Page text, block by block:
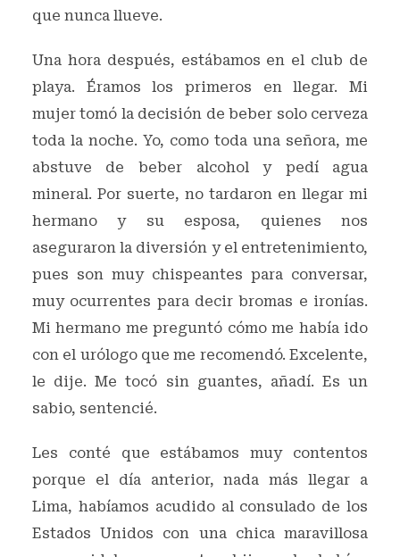
que nunca llueve.
Una hora después, estábamos en el club de
playa. Éramos los primeros en llegar. Mi
mujer tomó la decisión de beber solo cerveza
toda la noche. Yo, como toda una señora, me
abstuve de beber alcohol y pedí agua
mineral. Por suerte, no tardaron en llegar mi
hermano y su esposa, quienes nos
aseguraron la diversión y el entretenimiento,
pues son muy chispeantes para conversar,
muy ocurrentes para decir bromas e ironías.
Mi hermano me preguntó cómo me había ido
con el urólogo que me recomendó. Excelente,
le dije. Me tocó sin guantes, añadí. Es un
sabio, sentencié.
Les conté que estábamos muy contentos
porque el día anterior, nada más llegar a
Lima, habíamos acudido al consulado de los
Estados Unidos con una chica maravillosa